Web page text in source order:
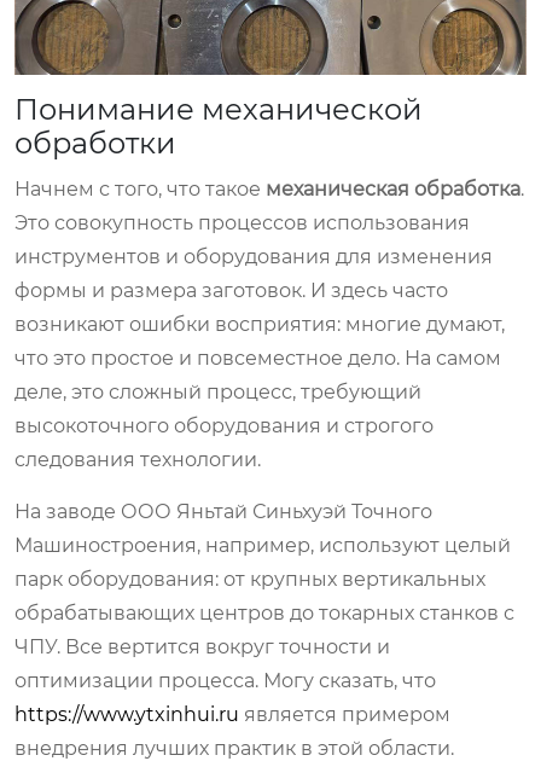
Понимание механической
обработки
Начнем с того, что такое механическая обработка.
Это совокупность процессов использования
инструментов и оборудования для изменения
формы и размера заготовок. И здесь часто
возникают ошибки восприятия: многие думают,
что это простое и повсеместное дело. На самом
деле, это сложный процесс, требующий
высокоточного оборудования и строгого
следования технологии.
На заводе ООО Яньтай Синьхуэй Точного
Машиностроения, например, используют целый
парк оборудования: от крупных вертикальных
обрабатывающих центров до токарных станков с
ЧПУ. Все вертится вокруг точности и
оптимизации процесса. Могу сказать, что
https://www.ytxinhui.ru является примером
внедрения лучших практик в этой области.